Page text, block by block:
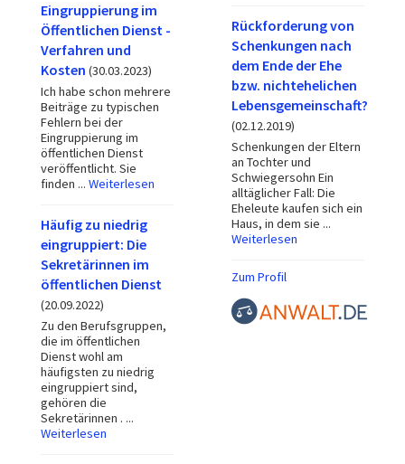
Eingruppierung im
Öffentlichen Dienst -
Verfahren und
Kosten (30.03.2023)
Ich habe schon mehrere
Beiträge zu typischen
Fehlern bei der
Eingruppierung im
öffentlichen Dienst
veröffentlicht. Sie
finden ... Weiterlesen
Häufig zu niedrig
eingruppiert: Die
Sekretärinnen im
öffentlichen Dienst
(20.09.2022)
Zu den Berufsgruppen,
die im öffentlichen
Dienst wohl am
häufigsten zu niedrig
eingruppiert sind,
gehören die
Sekretärinnen . ...
Weiterlesen
Rückforderung von
Schenkungen nach
dem Ende der Ehe
bzw. nichtehelichen
Lebensgemeinschaft?
(02.12.2019)
Schenkungen der Eltern
an Tochter und
Schwiegersohn Ein
alltäglicher Fall: Die
Eheleute kaufen sich ein
Haus, in dem sie ...
Weiterlesen
Zum Profil